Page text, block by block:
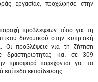
εργασίας, προχώρησε στην
προβλέψεων τόσο για τη
δυναμικού στην κυπριακή
Οι προβλέψεις για τη ζήτηση
δραστηριότητας και σε 309
προσφορά παρέχονται για το
επίπεδο εκπαίδευσης.